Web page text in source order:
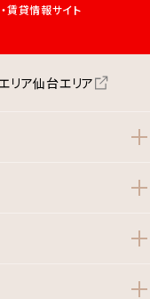
賃貸情報サイト
リア仙台エリア